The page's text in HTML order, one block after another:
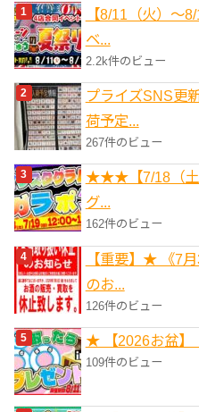
ー
【8/11（火）～8/
ベ...
2.2k件のビュー
プライズSNS更
荷予定...
267件のビュー
★★★【7/18（土
グ...
162件のビュー
【重要】★ 《7
のお...
126件のビュー
★ 【2026お盆】
109件のビュー